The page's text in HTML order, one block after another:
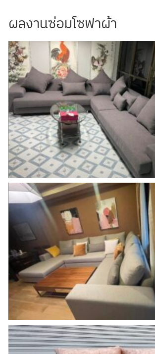
ผลงานซ่อมโซฟาผ้า